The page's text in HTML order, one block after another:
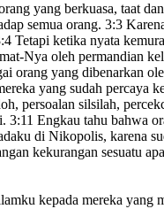
yang berkuasa, taat
semua orang. 3:3
Tetapi ketika nyata
Nya oleh permandian
orang yang dibenarkan
yang sudah percaya
persoalan silsilah,
. 3:11 Engkau tahu bahwa
di Nikopolis, karena
kekurangan sesuatu
kepada mereka yang